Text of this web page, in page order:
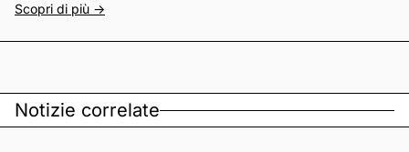
Scopri di più ->
Notizie correlate